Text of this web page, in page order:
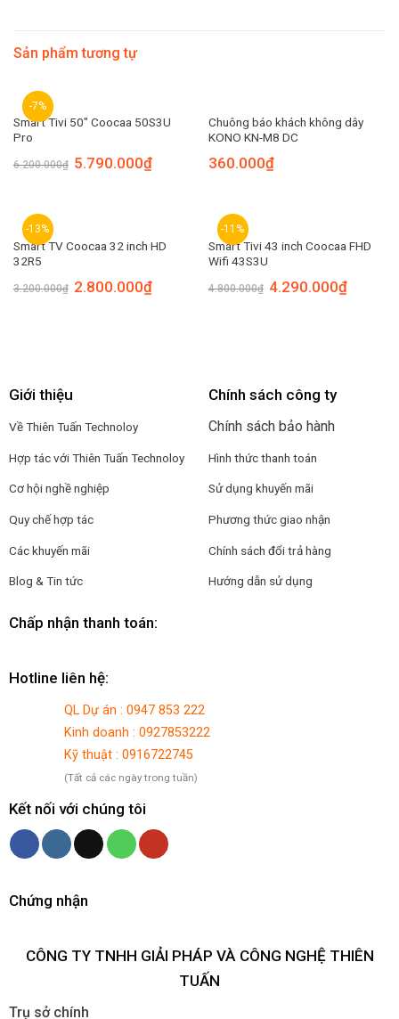
Sản phẩm tương tự
-7%
Smart Tivi 50″ Coocaa 50S3U
Pro
6.200.000₫ 5.790.000₫
Chuông báo khách không dây
KONO KN-M8 DC
360.000₫
-13%
Smart TV Coocaa 32 inch HD
32R5
3.200.000₫ 2.800.000₫
-11%
Smart Tivi 43 inch Coocaa FHD
Wifi 43S3U
4.800.000₫ 4.290.000₫
Giới thiệu
Về Thiên Tuấn Technoloy
Hợp tác với Thiên Tuấn Technoloy
Cơ hội nghề nghiệp
Quy chế hợp tác
Các khuyến mãi
Blog & Tin tức
Chính sách công ty
Chính sách bảo hành
Hình thức thanh toán
Sử dụng khuyến mãi
Phương thức giao nhận
Chính sách đổi trả hàng
Hướng dẫn sử dụng
Chấp nhận thanh toán:
Hotline liên hệ:
QL Dự án : 0947 853 222
Kinh doanh : 0927853222
Kỹ thuật : 0916722745
(Tất cả các ngày trong tuần)
Kết nối với chúng tôi
Chứng nhận
CÔNG TY TNHH GIẢI PHÁP VÀ CÔNG NGHỆ THIÊN
TUẤN
Trụ sở chính